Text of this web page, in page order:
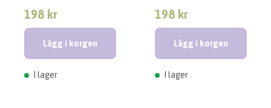
198 kr
Lägg i korgen
I lager
198 kr
Lägg i korgen
I lager